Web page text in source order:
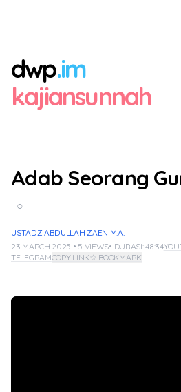
dwp.im
kajiansunnah
Adab Seorang
○
USTADZ ABDULLAH ZAEN M.A.
23 MARCH 2025 • 5 VIEWS• DURASI: 48:34
TELEGRAMCOPY LINK☆ BOOKMARK